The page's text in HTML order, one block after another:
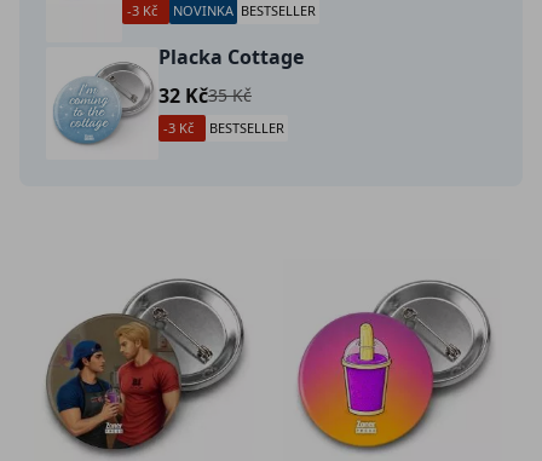
-3 Kč NOVINKA BESTSELLER
Placka Cottage
32 Kč35 Kč
-3 Kč BESTSELLER